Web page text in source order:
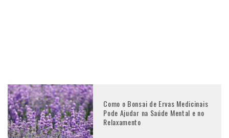
Como o Bonsai de Ervas Medicinais
Pode Ajudar na Saúde Mental e no
Relaxamento